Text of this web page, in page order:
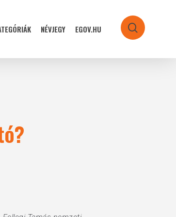
NÉVJEGY EGOV.HU search